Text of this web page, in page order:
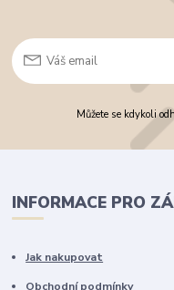
Můžete se kdykoli
INFORMACE PRO
Jak nakupovat
Obchodní podmínky